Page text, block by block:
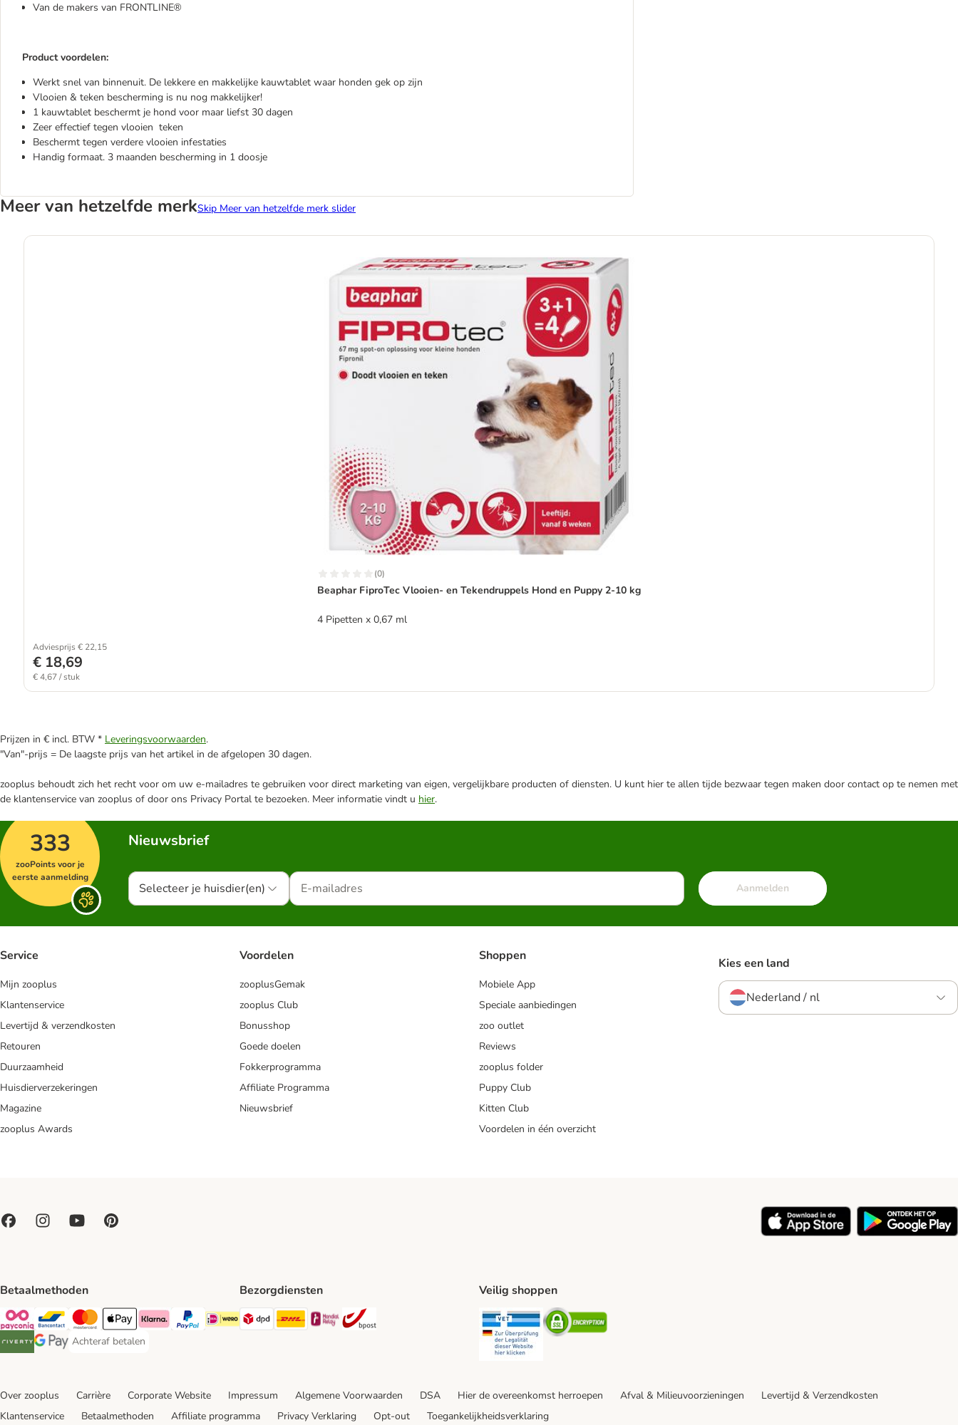
Van de makers van FRONTLINE®
Product voordelen:
Werkt snel van binnenuit. De lekkere en makkelijke kauwtablet waar honden gek op zijn
Vlooien & teken bescherming is nu nog makkelijker!
1 kauwtablet beschermt je hond voor maar liefst 30 dagen
Zeer effectief tegen vlooien teken
Beschermt tegen verdere vlooien infestaties
Handig formaat. 3 maanden bescherming in 1 doosje
Meer van hetzelfde merkSkip Meer van hetzelfde merk slider
(0)
Beaphar FiproTec Vlooien- en Tekendruppels Hond en Puppy 2-10 kg
4 Pipetten x 0,67 ml
Adviesprijs € 22,15
€ 18,69
€ 4,67 / stuk
Prijzen in € incl. BTW * Leveringsvoorwaarden.
"Van"-prijs = De laagste prijs van het artikel in de afgelopen 30 dagen.
zooplus behoudt zich het recht voor om uw e-mailadres te gebruiken voor direct marketing van eigen, vergelijkbare producten of diensten. U kunt hier te allen tijde bezwaar tegen maken door contact op te nemen met
de klantenservice van zooplus of door ons Privacy Portal te bezoeken. Meer informatie vindt u hier.
333
zooPoints voor je
eerste aanmelding
Nieuwsbrief
Selecteer je huisdier(en) Aanmelden
Service
Mijn zooplus
Klantenservice
Levertijd & verzendkosten
Retouren
Duurzaamheid
Huisdierverzekeringen
Magazine
zooplus Awards
Voordelen
zooplusGemak
zooplus Club
Bonusshop
Goede doelen
Fokkerprogramma
Affiliate Programma
Nieuwsbrief
Shoppen
Mobiele App
Speciale aanbiedingen
zoo outlet
Reviews
zooplus folder
Puppy Club
Kitten Club
Voordelen in één overzicht
Kies een land
Nederland / nl
Betaalmethoden
Payconiq Payment Method
Bancontact Payment Method
Mastercard Payment Method
Apple Pay Payment Method
Klarna Payment Method
PayPal Payment Method
iDeal Payment Method
Riverty Payment Method
Google Pay Payment Method
Achteraf betalen
Achteraf betalen Payment Method
Bezorgdiensten
Dpd Shipping Method
DHL Shipping Method
Mondial Relay Shipping Method
Veilig shoppen
Security Security
Over zooplus Carrière Corporate Website Impressum Algemene Voorwaarden DSA Hier de overeenkomst herroepen Afval & Milieuvoorzieningen
Levertijd & Verzendkosten
Klantenservice
Betaalmethoden Affiliate programma Privacy Verklaring Opt-out Toegankelijkheidsverklaring